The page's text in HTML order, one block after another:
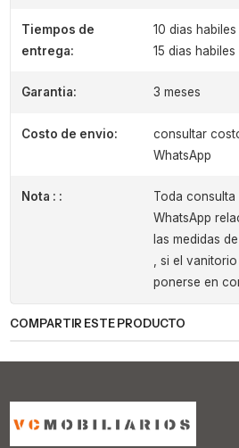
Tiempos de
entrega:
10 dias
15 dias
Garantia: 3 meses
Costo de envio:
consultar
WhatsApp
Nota : :
Toda
WhatsApp
las medidas
, si el
ponerse en
COMPARTIR ESTE PRODUCTO